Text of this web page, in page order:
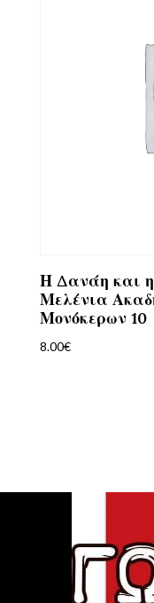
Η Δανάη και η
Μελένια
Μονόκερων 10
8.00€